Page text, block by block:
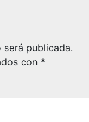
publicada.
con *